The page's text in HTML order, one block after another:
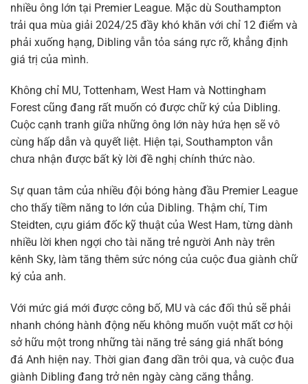
nhiều ông lớn tại Premier League. Mặc dù Southampton
trải qua mùa giải 2024/25 đầy khó khăn với chỉ 12 điểm và
phải xuống hạng, Dibling vẫn tỏa sáng rực rỡ, khẳng định
giá trị của mình.
Không chỉ MU, Tottenham, West Ham và Nottingham
Forest cũng đang rất muốn có được chữ ký của Dibling.
Cuộc cạnh tranh giữa những ông lớn này hứa hẹn sẽ vô
cùng hấp dẫn và quyết liệt. Hiện tại, Southampton vẫn
chưa nhận được bất kỳ lời đề nghị chính thức nào.
Sự quan tâm của nhiều đội bóng hàng đầu Premier League
cho thấy tiềm năng to lớn của Dibling. Thậm chí, Tim
Steidten, cựu giám đốc kỹ thuật của West Ham, từng dành
nhiều lời khen ngợi cho tài năng trẻ người Anh này trên
kênh Sky, làm tăng thêm sức nóng của cuộc đua giành chữ
ký của anh.
Với mức giá mới được công bố, MU và các đối thủ sẽ phải
nhanh chóng hành động nếu không muốn vuột mất cơ hội
sở hữu một trong những tài năng trẻ sáng giá nhất bóng
đá Anh hiện nay. Thời gian đang dần trôi qua, và cuộc đua
giành Dibling đang trở nên ngày càng căng thẳng.